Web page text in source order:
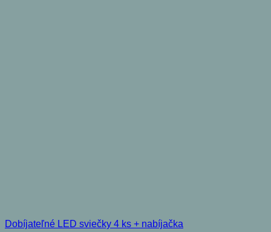
Dobíjateľné LED sviečky 4 ks + nabíjačka